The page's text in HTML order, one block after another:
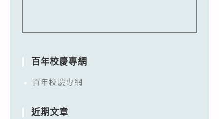
百年校慶專網
百年校慶專網
近期文章